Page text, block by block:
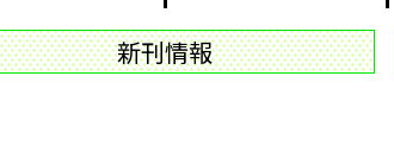
新刊情報